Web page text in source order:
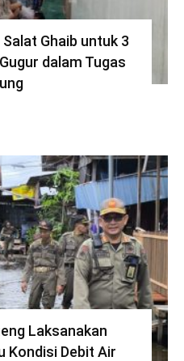
Ghaib untuk 3
dalam Tugas
Laksanakan
Kondisi Debit Air